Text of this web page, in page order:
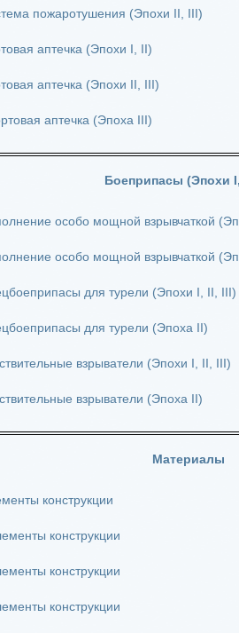
пожаротушения (Эпохи II, III)
аптечка (Эпохи I, II)
аптечка (Эпохи II, III)
аптечка (Эпоха III)
Боеприпасы (Эпохи
особо мощной взрывчаткой
особо мощной взрывчаткой
для турели (Эпохи I, II, III)
для турели (Эпоха II)
взрыватели (Эпохи I, II, III)
взрыватели (Эпоха II)
Материалы
конструкции
конструкции
конструкции
конструкции